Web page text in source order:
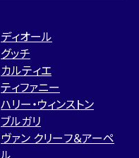
ディオール
グッチ
カルティエ
ティファニー
ハリー・ウィンストン
ブルガリ
ヴァン クリーフ＆アーペ
ル